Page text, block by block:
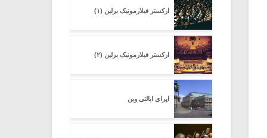
ارکستر فیلارمونیک برلین (۱)
ارکستر فیلارمونیک برلین (۲)
اپرای ایالتی وین